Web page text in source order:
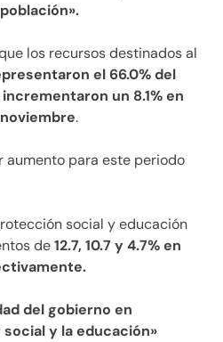
los recursos destinados al
el 66.0% del
un 8.1% en
.
aumento para este periodo
social y educación
de12.7, 10.7 y 4.7% en
del gobierno en
y la educación»